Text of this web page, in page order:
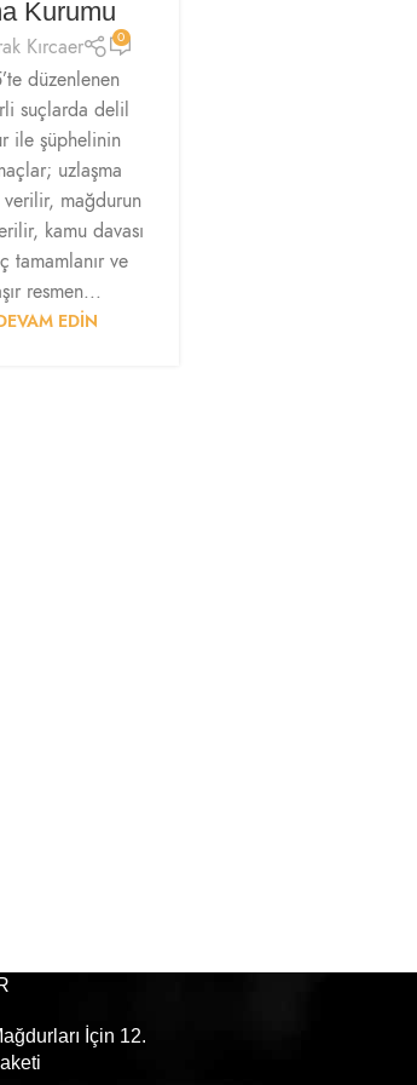
Kurumu
Kırcaer 0
düzenlenen
suçlarda delil
ile şüphelinin
uzlaşma
verilir, mağdurun
kamu davası
tamamlanır ve
resmen...
EDIN
İçin 12.